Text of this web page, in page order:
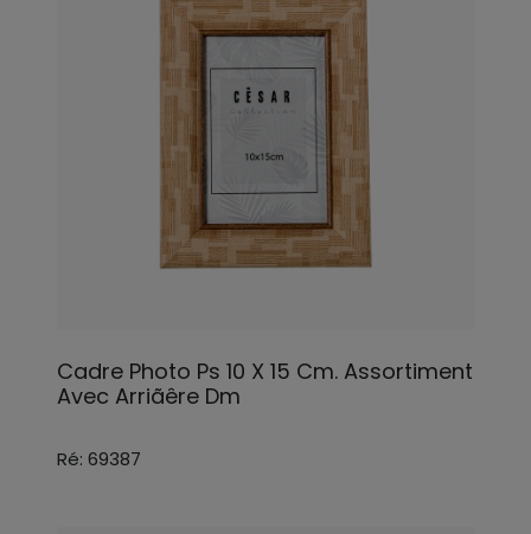
Cadre Photo Ps 10 X 15 Cm. Assortiment
Avec Arriãêre Dm
Ré: 69387